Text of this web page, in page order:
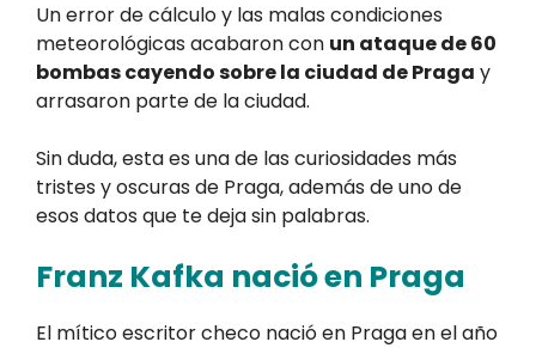
Un error de cálculo y las malas condiciones
meteorológicas acabaron con un ataque de 60
bombas cayendo sobre la ciudad de Praga y
arrasaron parte de la ciudad.
Sin duda, esta es una de las curiosidades más
tristes y oscuras de Praga, además de uno de
esos datos que te deja sin palabras.
Franz Kafka nació en Praga
El mítico escritor checo nació en Praga en el año